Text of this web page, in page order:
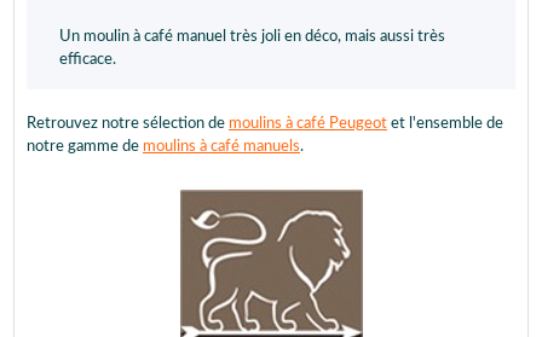
Un moulin à café manuel très joli en déco, mais aussi très
efficace.
Retrouvez notre sélection de moulins à café Peugeot et l'ensemble de
notre gamme de moulins à café manuels.